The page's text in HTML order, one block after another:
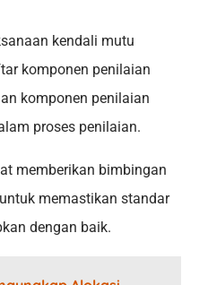
kendali mutu
komponen penilaian
komponen penilaian
proses penilaian.
memberikan bimbingan
memastikan standar
dengan baik.